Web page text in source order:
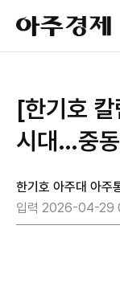
아
주
경
[한기호
시대…중
한기호 아주대 아주
입력 2026-04-29